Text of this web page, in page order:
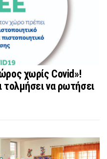
χωρίς Covid»!
τολμήσει να ρωτήσει